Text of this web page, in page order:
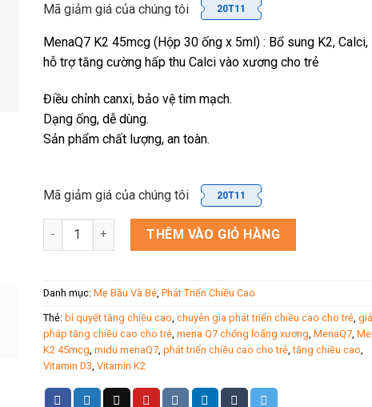
Mã giảm giá của chúng tôi 20T11
MenaQ7 K2 45mcg (Hộp 30 ống x 5ml) : Bổ sung K2, Calci,
hỗ trợ tăng cường hấp thu Calci vào xương cho trẻ
Điều chỉnh canxi, bảo vệ tim mạch.
Dạng ống, dễ dùng.
Sản phẩm chất lượng, an toàn.
Mã giảm giá của chúng tôi 20T11
Midu MenaQ7 K2 45mcg ( Hộp 30 ống x 5ml ) - Giải Pháp
THÊM VÀO GIỎ HÀNG
Danh mục: Mẹ Bầu Và Bé Phát Triển Chiều Cao
Thẻ: bí quyết tăng chiều cao chuyên gia phát triển chiều cao cho trẻ
pháp tăng chiều cao cho trẻ mena Q7 chống loãng xương MenaQ7
K2 45mcg midu menaQ7 phát triển chiều cao cho trẻ ,tăng chiều cao
Vitamin D3 Vitamin K2